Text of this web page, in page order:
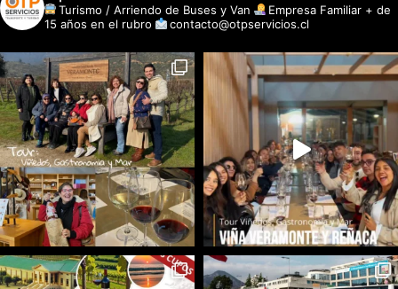
Turismo / Arriendo de Buses y Van
Empresa Familiar + de
15 años en el rubro
contacto@otpservicios.cl